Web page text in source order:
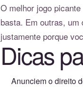
O melhor jogo
basta. Em outras, um
justamente porque
Dicas
Anunciem o direito